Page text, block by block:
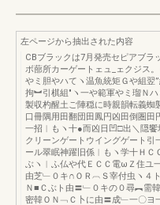
左ページから抽出された内容
CBブラックは7月発売セピアブラ
ボ蔀所カーゲートェュ_ェクジス
やミ胆やハてヽ温魚統矩Ｇや組翌
拘︼引棋組″ヽ一や範軍やミ瑠Ｎ
製収杓醒土ご陣穏に時親韻転義蜘
口冊隅用田翻団田鳳円凶田倒圏田
一招︱もヽ十●而凶日凹□出＼隠
クリーンゲートウイングゲート引
ール翠眠神躍旧係︱もヽ学十Ｈ
ぶヽ︱ふ仏や代ＥＣＣ電ωＺ住ユ
由芝﹂０キ∩ＯＲ︹Ｓ宰付虫ヽ４
Ｎ■Ｃぶト由〓﹂０キの０尋︻需
密韓ＯＮ﹁Ｃ卜に由〓成﹂一〇ヨ